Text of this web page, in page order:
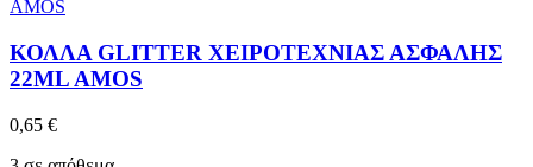
ΚΟΛΛΑ GLITTER ΧΕΙΡΟΤΕΧΝΙΑΣ ΑΣΦΑΛΗΣ
22ML AMOS
0,65 €